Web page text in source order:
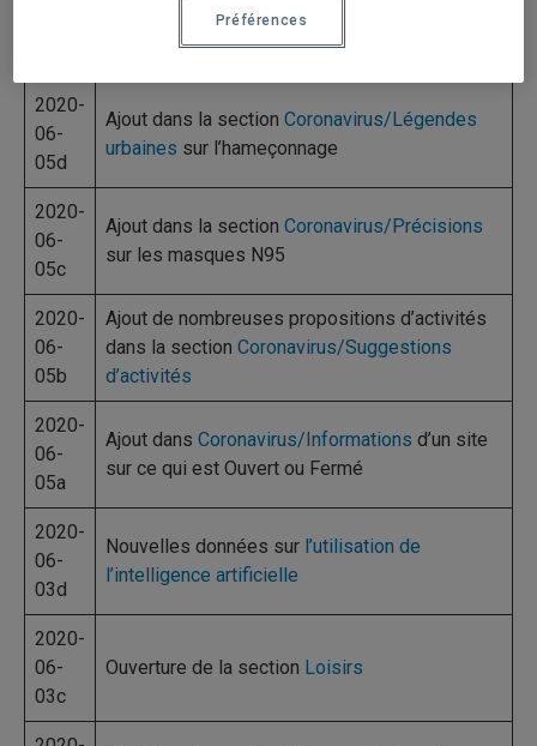
Ajout dans la sectionVie courante
le maintien à domicile
2020-
06-
05d
Ajout dans la section Coronavirus/Légendes
urbaines sur l’hameçonnage
2020-
06-
05c
Ajout dans la section Coronavirus/Précisions
sur les masques N95
2020-
06-
05b
Ajout de nombreuses propositions d’activités
dans la section Coronavirus/Suggestions
d’activités
2020-
06-
05a
Ajout dans Coronavirus/Informations d’un site
sur ce qui est Ouvert ou Fermé
2020-
06-
03d
Nouvelles données sur l’utilisation de
l’intelligence artificielle
2020-
06-
03c
Ouverture de la section Loisirs
Préférences